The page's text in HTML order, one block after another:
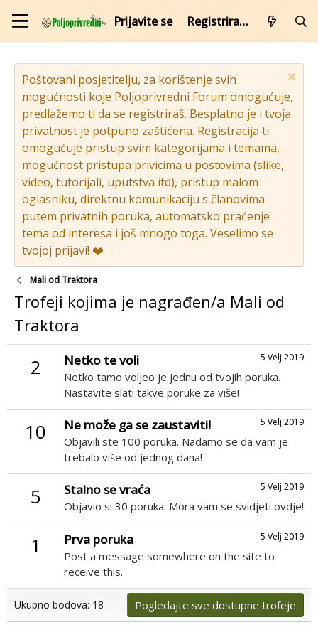
Prijavite se Registrirajte se
Poštovani posjetitelju, za korištenje svih
mogućnosti koje Poljoprivredni Forum omogućuje,
predlažemo ti da se registriraš. Besplatno je i tvoja
privatnost je potpuno zaštićena. Registracija ti
omogućuje pristup svim kategorijama i temama,
mogućnost pristupa privicima u postovima (slike,
video, tutorijali, uputstva itd), pristup malom
oglasniku, direktnu komunikaciju s članovima
putem privatnih poruka, automatsko praćenje
tema od interesa i još mnogo toga. Veselimo se
tvojoj prijavi! ❤️
Mali od Traktora
Trofeji kojima je nagrađen/a Mali od
Traktora
2 5 Velj 2019
Netko te voli
Netko tamo voljeo je jednu od tvojih poruka.
Nastavite slati takve poruke za više!
10 5 Velj 2019
Ne može ga se zaustaviti!
Objavili ste 100 poruka. Nadamo se da vam je
trebalo više od jednog dana!
5 5 Velj 2019
Stalno se vraća
Objavio si 30 poruka. Mora vam se svidjeti ovdje!
1 5 Velj 2019
Prva poruka
Post a message somewhere on the site to
receive this.
Ukupno bodova: 18 Pogledajte sve dostupne trofeje